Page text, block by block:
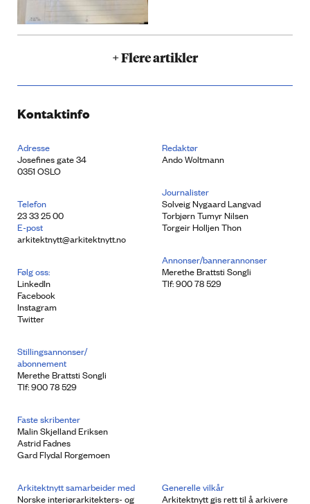
+ Flere artikler
Kontaktinfo
Adresse
Josefines gate 34
0351 OSLO
Telefon
23 33 25 00
E-post
arkitektnytt@arkitektnytt.no
Følg oss:
LinkedIn
Facebook
Instagram
Twitter
Redaktør
Ando Woltmann
Journalister
Solveig Nygaard Langvad
Torbjørn Tumyr Nilsen
Torgeir Holljen Thon
Annonser/bannerannonser
Merethe Brattsti Songli
Tlf: 900 78 529
Stillingsannonser/
abonnement
Merethe Brattsti Songli
Tlf: 900 78 529
Faste skribenter
Malin Skjelland Eriksen
Astrid Fadnes
Gard Flydal Rorgemoen
Arkitektnytt samarbeider med
Norske interiørarkitekters- og
Generelle vilkår
Arkitektnytt gis rett til å arkivere